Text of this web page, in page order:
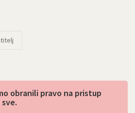
obranili pravo na pristup